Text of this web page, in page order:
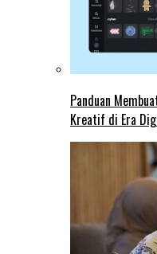
Panduan
Kreatif di Era